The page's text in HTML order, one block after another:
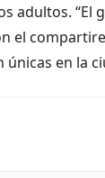
adultos. “El
el
en la